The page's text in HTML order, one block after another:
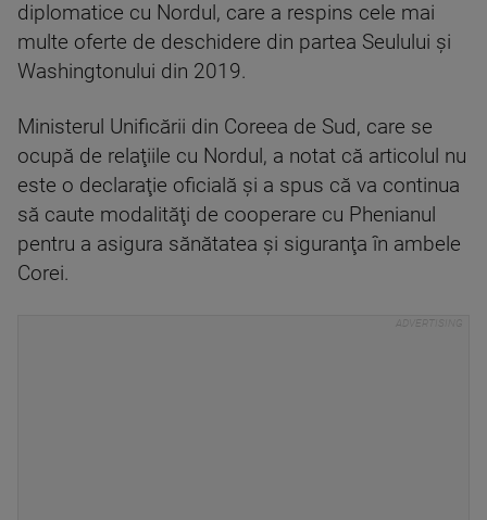
diplomatice cu Nordul, care a respins cele mai
multe oferte de deschidere din partea Seulului şi
Washingtonului din 2019.
Ministerul Unificării din Coreea de Sud, care se
ocupă de relaţiile cu Nordul, a notat că articolul nu
este o declaraţie oficială şi a spus că va continua
să caute modalităţi de cooperare cu Phenianul
pentru a asigura sănătatea şi siguranţa în ambele
Corei.